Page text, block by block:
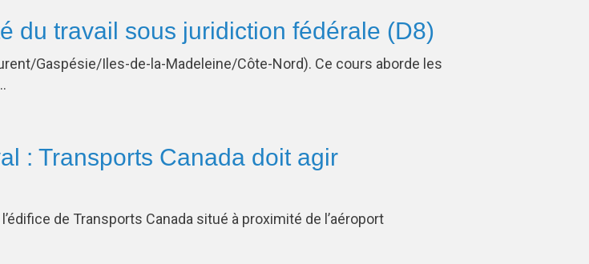
du travail sous juridiction fédérale (D8)
Gaspésie/Iles-de-la-Madeleine/Côte-Nord). Ce cours aborde les
: Transports Canada doit agir
de Transports Canada situé à proximité de l’aéroport